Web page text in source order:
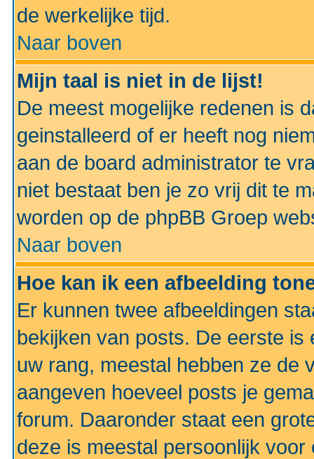
de werkelijke tijd.
Naar boven
Mijn taal is niet in de lijst!
De meest mogelijke redenen is
geinstalleerd of er heeft nog
aan de board administrator te
niet bestaat ben je zo vrij dit te
worden op de phpBB Groep
Naar boven
Hoe kan ik een afbeelding
Er kunnen twee afbeeldingen
bekijken van posts. De eerste
uw rang, meestal hebben ze de
aangeven hoeveel posts je
forum. Daaronder staat een
deze is meestal persoonlijk